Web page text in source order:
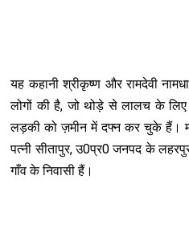
यह कहानी श्रीकृष्ण और रामदेवी
लोगों की है, जो थोड़े से लालच के
लड़की को ज़मीन में दफ्न कर चुके हैं।
पत्नी सीतापुर, उ0प्र0 जनपद के
गाँव के निवासी हैं।